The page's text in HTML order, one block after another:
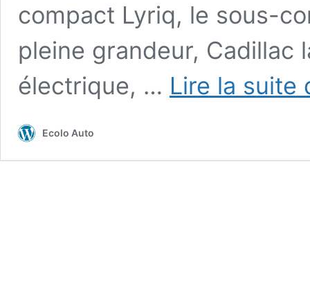
compact Lyriq, le sous-
pleine grandeur, Cadillac
électrique, … Lire la suite
Ecolo Auto